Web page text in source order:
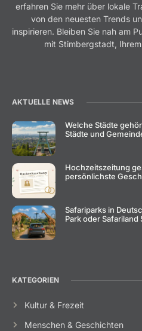
erfahren Sie mehr über lokale
von den neuesten Trends
inspirieren. Bleiben Sie nah am
mit Stimbergstadt,
AKTUELLE NEWS
Welche Städte
Städte und
Hochzeitszeitung
persönlichste
Safariparks in
Park oder
KATEGORIEN
Kultur & Frezeit
Menschen & Geschichten